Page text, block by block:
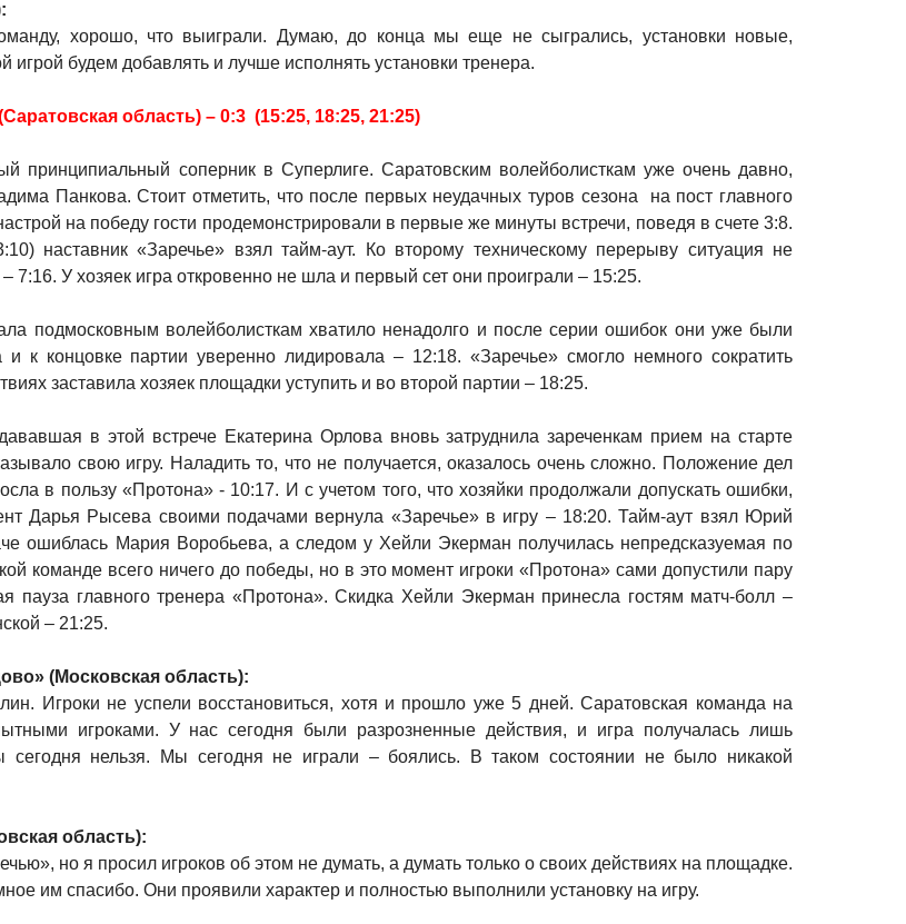
хорошо, что выиграли. Думаю, до конца мы еще не сыгрались, установки новые,
будем добавлять и лучше исполнять установки тренера.
область) – 0:3 (15:25, 18:25, 21:25)
принципиальный соперник в Суперлиге. Саратовским волейболисткам уже очень давно,
Панкова. Стоит отметить, что после первых неудачных туров сезона на пост главного
на победу гости продемонстрировали в первые же минуты встречи, поведя в счете 3:8.
наставник «Заречье» взял тайм-аут. Ко второму техническому перерыву ситуация не
7:16. У хозяек игра откровенно не шла и первый сет они проиграли – 15:25.
подмосковным волейболисткам хватило ненадолго и после серии ошибок они уже были
к концовке партии уверенно лидировала – 12:18. «Заречье» смогло немного сократить
заставила хозяек площадки уступить и во второй партии – 18:25.
в этой встрече Екатерина Орлова вновь затруднила зареченкам прием на старте
свою игру. Наладить то, что не получается, оказалось очень сложно. Положение дел
в пользу «Протона» - 10:17. И с учетом того, что хозяйки продолжали допускать ошибки,
Дарья Рысева своими подачами вернула «Заречье» в игру – 18:20. Тайм-аут взял Юрий
ошиблась Мария Воробьева, а следом у Хейли Экерман получилась непредсказуемая по
команде всего ничего до победы, но в это момент игроки «Протона» сами допустили пару
пауза главного тренера «Протона». Скидка Хейли Экерман принесла гостям матч-болл –
– 21:25.
(Московская область):
Игроки не успели восстановиться, хотя и прошло уже 5 дней. Саратовская команда на
игроками. У нас сегодня были разрозненные действия, и игра получалась лишь
сегодня нельзя. Мы сегодня не играли – боялись. В таком состоянии не было никакой
область):
но я просил игроков об этом не думать, а думать только о своих действиях на площадке.
им спасибо. Они проявили характер и полностью выполнили установку на игру.